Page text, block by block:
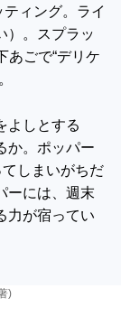
ィング。ライ
）。スプラッ
あごで“デリケ
よしとする
か。ポッパー
てしまいがちだ
ーには、週末
力が宿ってい
)